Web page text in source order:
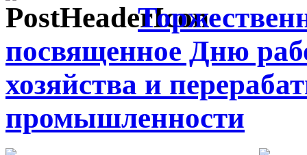
посвященное Дню
хозяйства и
промышленности